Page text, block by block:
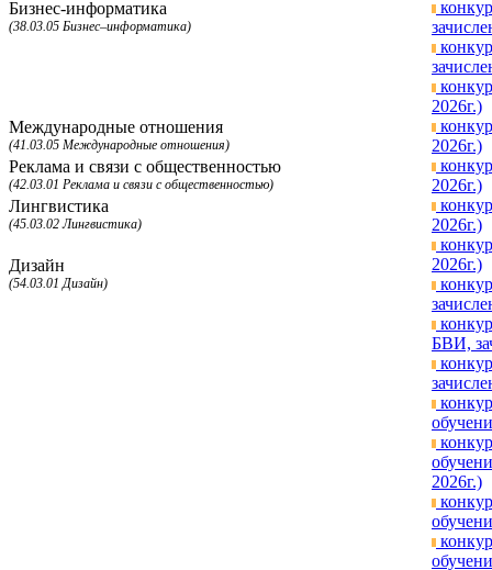
Бизнес-информатика
(38.03.05 Бизнес–информатика)
2026г.)
Международные отношения
(41.03.05 Международные отношения)
2026г.)
Реклама и связи с общественностью
(42.03.01 Реклама и связи с общественностью)
2026г.)
Лингвистика
(45.03.02 Лингвистика)
2026г.)
Дизайн
(54.03.01 Дизайн)
2026г.)
БВИ,
2026г.)